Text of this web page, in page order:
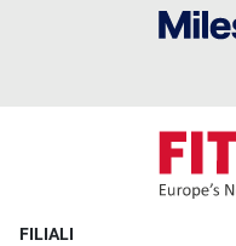
FILIALI